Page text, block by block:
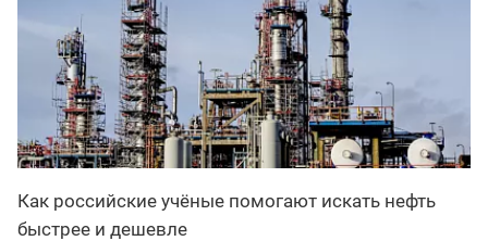
Как российские учёные помогают искать нефть
быстрее и дешевле